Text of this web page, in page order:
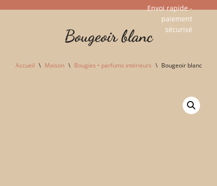
Envoi rapide -
paiement
sécurisé​
Bougeoir blanc
Accueil \ Maison \ Bougies • parfums intérieurs \ Bougeoir blanc